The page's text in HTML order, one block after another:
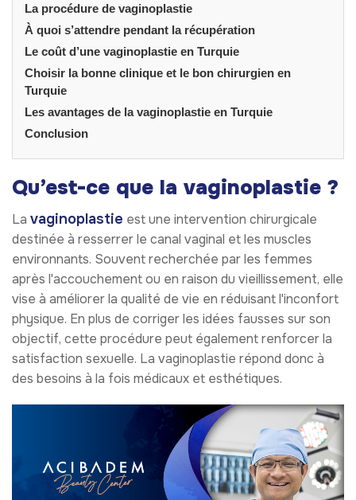
La procédure de vaginoplastie
À quoi s’attendre pendant la récupération
Le coût d’une vaginoplastie en Turquie
Choisir la bonne clinique et le bon chirurgien en
Turquie
Les avantages de la vaginoplastie en Turquie
Conclusion
Qu’est-ce que la vaginoplastie ?
La vaginoplastie est une intervention chirurgicale
destinée à resserrer le canal vaginal et les muscles
environnants. Souvent recherchée par les femmes
après l'accouchement ou en raison du vieillissement, elle
vise à améliorer la qualité de vie en réduisant l'inconfort
physique. En plus de corriger les idées fausses sur son
objectif, cette procédure peut également renforcer la
satisfaction sexuelle. La vaginoplastie répond donc à
des besoins à la fois médicaux et esthétiques.